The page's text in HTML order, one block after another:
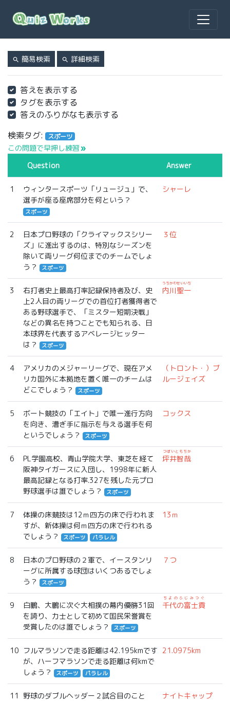
search 簡易検索 search 詳細検索
答えを表示する
タグを表示する
答えのふりがなも表示する
検索タグ:
スポーツ
この問題で早押し練習 double_arrow
Question Answer
1
ウィンタースポーツ「リュージュ」で、
選手が座る座席部分を何という？
スポーツ
シャーレ
2
日本プロ野球の「クライマックスシリー
ズ」に進出するのは、特別なシーズンを
除いて両リーグ何位までのチームでしょ
う？
スポーツ
３位
3
右打者史上最高打率記録保持者及び、史
上2人目の両リーグでの首位打者獲得者で
ある野球選手で、「ミスター短期決戦」
などの異名を持つことでも知られる、日
本球界を代表するアベレージヒッター
は？
スポーツ
内川聖一
うちかわせいいち
4
アメリカのメジャーリーグで、現在アメ
リカ国外に本拠地を置く唯一のチームは
どこでしょう？
スポーツ
（トロント・）ブ
ルージェイズ
5
ボート競技の「エイト」で唯一進行方向
を向き、漕ぎ手に指示を与える選手を何
というでしょう？
スポーツ
コックス
6
PL学園高校、青山学院大学、東芝を経て
阪神タイガースに入団し、1998年に新人
最高記録となる打率.327を残した元プロ
野球選手は誰でしょう？
スポーツ
坪井智哉
つぼいともちか
7
体操の床競技は12ｍ四方の床で行われま
すが、新体操は何ｍ四方の床で行われる
でしょう？
スポーツ パラレル
13ｍ
8
日本のプロ野球の２軍で、イースタンリ
ーグに所属する球団はいくつあるでしょ
う？
スポーツ
７つ
9
白鵬、大鵬に次ぐ大相撲の幕内優勝31回
を誇り、力士として初めて国民栄誉賞を
受賞したのは誰でしょう？
スポーツ
千代の富士貢
ちよのふじみつぐ
10 フルマラソンで走る距離は42.195kmです
が、ハーフマラソンで走る距離は何kmで
しょう？
スポーツ パラレル
21.0975km
11
野球のダブルヘッダー２試合目のこと
ナイトキャップ